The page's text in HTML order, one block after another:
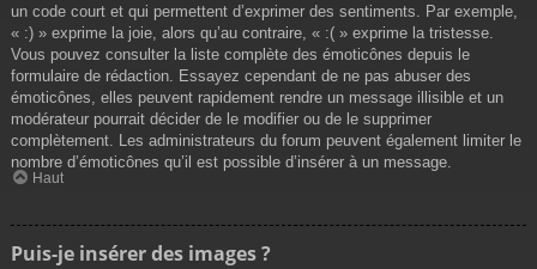
un code court et qui permettent d’exprimer des sentiments. Par exemple,
« :) » exprime la joie, alors qu’au contraire, « :( » exprime la tristesse.
Vous pouvez consulter la liste complète des émoticônes depuis le
formulaire de rédaction. Essayez cependant de ne pas abuser des
émoticônes, elles peuvent rapidement rendre un message illisible et un
modérateur pourrait décider de le modifier ou de le supprimer
complètement. Les administrateurs du forum peuvent également limiter le
nombre d’émoticônes qu’il est possible d’insérer à un message.
Haut
Puis-je insérer des images ?